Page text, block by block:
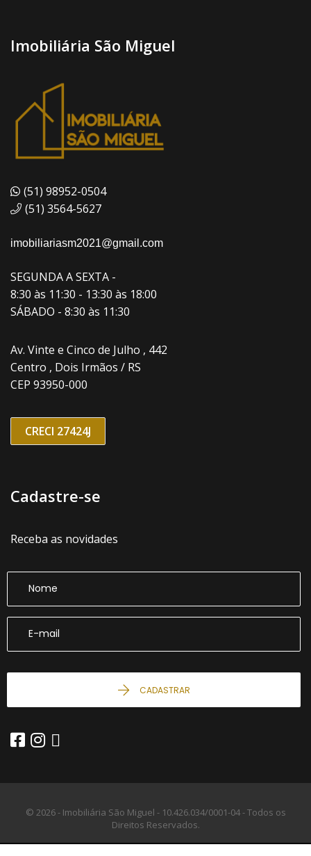
Imobiliária São Miguel
(51) 98952-0504
(51) 3564-5627
imobiliariasm2021@gmail.com
SEGUNDA A SEXTA -
8:30 às 11:30 - 13:30 às 18:00
SÁBADO - 8:30 às 11:30
Av. Vinte e Cinco de Julho , 442
Centro , Dois Irmãos / RS
CEP 93950-000
CRECI 27424J
Cadastre-se
Receba as novidades
CADASTRAR
© 2026 - Imobiliária São Miguel - 10.426.034/0001-04 -Todos os
Direitos Reservados.